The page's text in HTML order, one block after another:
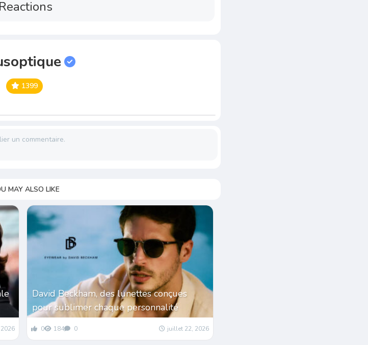
Reactions
1399
un commentaire.
MAY ALSO LIKE
David Beckham, des lunettes conçues
pour sublimer chaque personnalité
0 184 0 juillet 22, 2026